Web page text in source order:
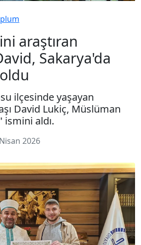
araştıran
Sakarya'da
ilçesinde yaşayan
David Lukiç, Müslüman
aldı.
2026